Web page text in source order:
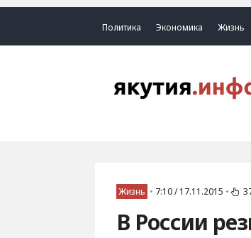
Политика Экономика Жизнь
Жизнь • 7:10 / 17.11.2015 •
В России